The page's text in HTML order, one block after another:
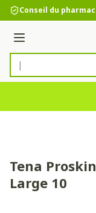
Aller au contenu
Conseil du
Menu
Rechercher
Tena
Large 10